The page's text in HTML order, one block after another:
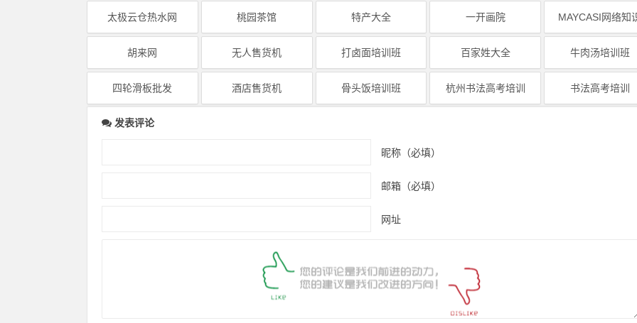
太极云仓热水网 桃园茶馆 特产大全 一开画院 MAYCASI网络知
胡来网 无人售货机 打卤面培训班 百家姓大全 牛肉汤培训班
四轮滑板批发 酒店售货机 骨头饭培训班 杭州书法高考培训 书法高考培训
发表评论
昵称（必填）
邮箱（必填）
网址